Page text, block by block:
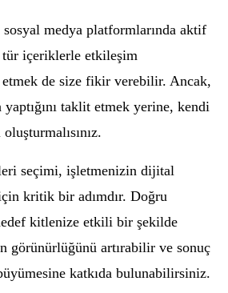
medya platformlarında aktif
tür içeriklerle etkileşim
etmek de size fikir verebilir. Ancak,
taklit etmek yerine, kendi
seçimi, işletmenizin dijital
kritik bir adımdır. Doğru
kitlenize etkili bir şekilde
görünürlüğünü artırabilir ve sonuç
katkıda bulunabilirsiniz.